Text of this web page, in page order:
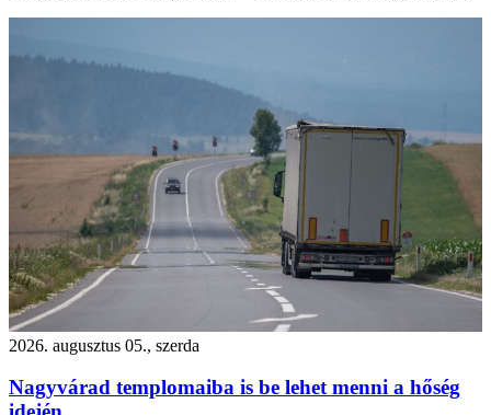
2026. augusztus 05., szerda
Nagyvárad templomaiba is be lehet menni a hőség